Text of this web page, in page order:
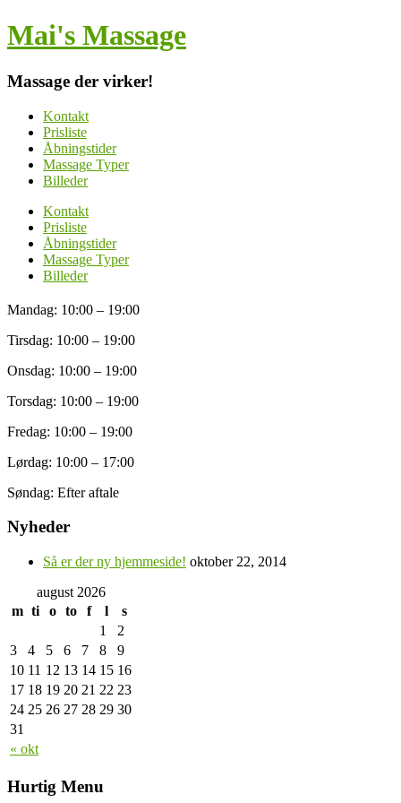
Mai's Massage
Massage der virker!
Kontakt
Prisliste
Åbningstider
Massage Typer
Billeder
Kontakt
Prisliste
Åbningstider
Massage Typer
Billeder
Mandag: 10:00 – 19:00
Tirsdag: 10:00 – 19:00
Onsdag: 10:00 – 19:00
Torsdag: 10:00 – 19:00
Fredag: 10:00 – 19:00
Lørdag: 10:00 – 17:00
Søndag: Efter aftale
Nyheder
Så er der ny hjemmeside! oktober 22, 2014
august 2026
m ti o to f l s
« okt
1
2
3
4 5 6 7 8
9
10 11 12 13 14 15 16
17 18 19 20 21 22 23
24 25 26 27 28 29 30
31
Hurtig Menu